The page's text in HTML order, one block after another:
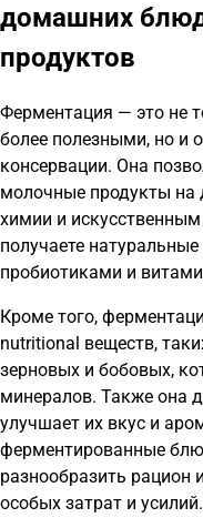
домашних
продуктов
Ферментация — это не
более полезными, но и
консервации. Она
молочные продукты на
химии и
получаете
пробиотиками и
Кроме того,
nutritional веществ,
зерновых и бобовых,
минералов. Также она
улучшает их вкус и
ферментированные
разнообразить рацион
особых затрат и усилий.